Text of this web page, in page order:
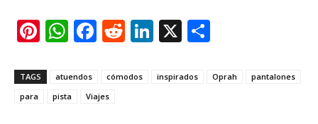
Pi
er
W
at
s
F
c
e
R
d
Li
k
X
ar
TAGS atuendos cómodos inspirados Oprah
pantalones
para
pista Viajes